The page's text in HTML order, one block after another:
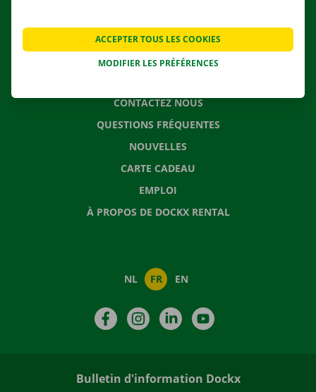
SOLUTIONS DE DÉMÉNAGEMENT
CONTACTEZ NOUS
QUESTIONS FRÉQUENTES
NOUVELLES
CARTE CADEAU
EMPLOI
À PROPOS DE DOCKX RENTAL
NL FR EN
FacebookInstagramLinkedIn
Bulletin d'information Dockx
MODIFIER LES PRÉFÉRENCES
ACCEPTER TOUS LES COOKIES